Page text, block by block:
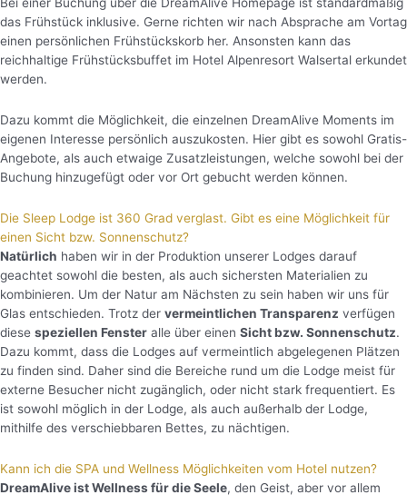
Bei einer Buchung über die DreamAlive Homepage ist standardmäßig
das Frühstück inklusive. Gerne richten wir nach Absprache am Vortag
einen persönlichen Frühstückskorb her. Ansonsten kann das
reichhaltige Frühstücksbuffet im Hotel Alpenresort Walsertal erkundet
werden.
Dazu kommt die Möglichkeit, die einzelnen DreamAlive Moments im
eigenen Interesse persönlich auszukosten. Hier gibt es sowohl Gratis-
Angebote, als auch etwaige Zusatzleistungen, welche sowohl bei der
Buchung hinzugefügt oder vor Ort gebucht werden können.
Die Sleep Lodge ist 360 Grad verglast. Gibt es eine Möglichkeit für
einen Sicht bzw. Sonnenschutz?
Natürlich haben wir in der Produktion unserer Lodges darauf
geachtet sowohl die besten, als auch sichersten Materialien zu
kombinieren. Um der Natur am Nächsten zu sein haben wir uns für
Glas entschieden. Trotz der vermeintlichen Transparenz verfügen
diese speziellen Fenster alle über einen Sicht bzw. Sonnenschutz.
Dazu kommt, dass die Lodges auf vermeintlich abgelegenen Plätzen
zu finden sind. Daher sind die Bereiche rund um die Lodge meist für
externe Besucher nicht zugänglich, oder nicht stark frequentiert. Es
ist sowohl möglich in der Lodge, als auch außerhalb der Lodge,
mithilfe des verschiebbaren Bettes, zu nächtigen.
Kann ich die SPA und Wellness Möglichkeiten vom Hotel nutzen?
DreamAlive ist Wellness für die Seele, den Geist, aber vor allem